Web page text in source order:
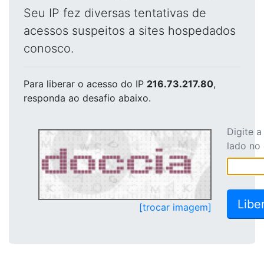
Seu IP fez diversas tentativas de
acessos suspeitos a sites hospedados
conosco.
Para liberar o acesso do IP 216.73.217.80,
responda ao desafio abaixo.
[trocar imagem]
Digite
lado no